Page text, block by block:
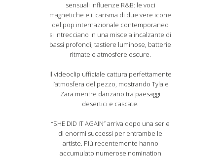
sensuali influenze R&B: le voci
magnetiche e il carisma di due vere icone
del pop internazionale contemporaneo
si intrecciano in una miscela incalzante di
bassi profondi, tastiere luminose, batterie
ritmate e atmosfere oscure.
Il videoclip ufficiale cattura perfettamente
l’atmosfera del pezzo, mostrando Tyla e
Zara mentre danzano tra paesaggi
desertici e cascate.
“SHE DID IT AGAIN” arriva dopo una serie
di enormi successi per entrambe le
artiste. Più recentemente hanno
accumulato numerose nomination